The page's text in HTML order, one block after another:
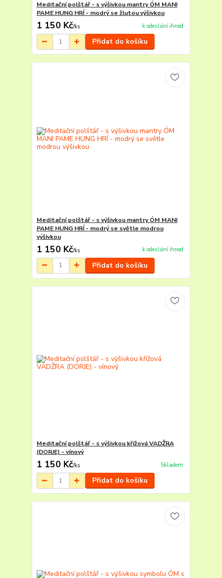
Meditační polštář - s výšivkou mantry ÓM MANI
PAME HUNG HRÍ - modrý se žlutou výšivkou
1 150 Kč/ks k odeslání ihned
Přidat do košíku
Meditační polštář - s výšivkou mantry ÓM MANI
PAME HUNG HRÍ - modrý se světle modrou
výšivkou
1 150 Kč/ks k odeslání ihned
Přidat do košíku
Meditační polštář - s výšivkou křížová VADŽRA
(DORJE) - vínový
1 150 Kč/ks Skladem
Přidat do košíku